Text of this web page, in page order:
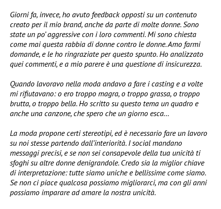
Giorni fa, invece, ho avuto feedback opposti su un contenuto
creato per il mio brand, anche da parte di molte donne. Sono
state un po’ aggressive con i loro commenti. Mi sono chiesta
come mai questa rabbia di donne contro le donne. Amo farmi
domande, e le ho ringraziate per questo spunto. Ho analizzato
quei commenti, e a mio parere è una questione di insicurezza.
Quando lavoravo nella moda andavo a fare i casting e a volte
mi rifiutavano: o ero troppo magra, o troppo grassa, o troppo
brutta, o troppo bella. Ho scritto su questo tema un quadro e
anche una canzone, che spero che un giorno esca…
La moda propone certi stereotipi, ed è necessario fare un lavoro
su noi stesse partendo dall’interiorità. I social mandano
messaggi precisi, e se non sei consapevole della tua unicità ti
sfoghi su altre donne denigrandole. Credo sia la miglior chiave
di interpretazione: tutte siamo uniche e bellissime come siamo.
Se non ci piace qualcosa possiamo migliorarci, ma con gli anni
possiamo imparare ad amare la nostra unicità.